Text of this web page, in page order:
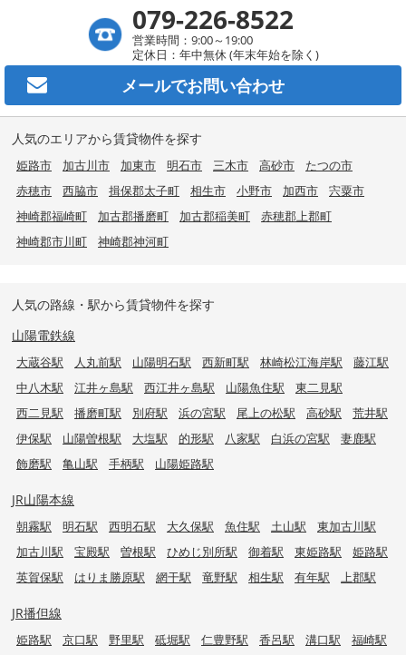
079-226-8522
営業時間：9:00～19:00
定休日：年中無休 (年末年始を除く)
メールでお問い合わせ
人気のエリアから賃貸物件を探す
姫路市 加古川市 加東市 明石市 三木市 高砂市
たつの市
赤穂市
西脇市 揖保郡太子町 相生市 小野市 加西市
宍粟市
神崎郡福崎町
加古郡播磨町 加古郡稲美町
赤穂郡上郡町
神崎郡市川町
神崎郡神河町
人気の路線・駅から賃貸物件を探す
山陽電鉄線
大蔵谷駅 人丸前駅 山陽明石駅 西新町駅 林崎松江海岸駅
藤江駅
中八木駅
江井ヶ島駅 西江井ヶ島駅 山陽魚住駅
東二見駅
西二見駅
播磨町駅 別府駅 浜の宮駅 尾上の松駅 高砂駅
荒井駅
伊保駅
山陽曽根駅 大塩駅 的形駅 八家駅 白浜の宮駅
妻鹿駅
飾磨駅
亀山駅 手柄駅 山陽姫路駅
JR山陽本線
朝霧駅 明石駅 西明石駅 大久保駅 魚住駅 土山駅
東加古川駅
加古川駅
宝殿駅 曽根駅 ひめじ別所駅 御着駅 東姫路駅
姫路駅
英賀保駅
はりま勝原駅 網干駅 竜野駅 相生駅 有年駅 上郡駅
JR播但線
姫路駅 京口駅 野里駅 砥堀駅 仁豊野駅 香呂駅 溝口駅
福崎駅